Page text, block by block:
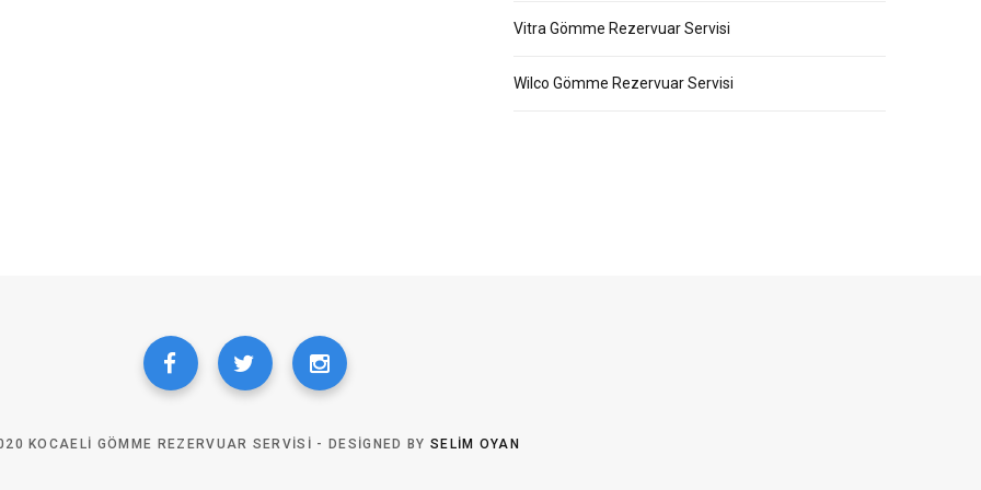
Vitra Gömme Rezervuar Servisi
Wilco Gömme Rezervuar Servisi
KOCAELI GÖMME REZERVUAR SERVISI - DESIGNED BY SELIM OYAN